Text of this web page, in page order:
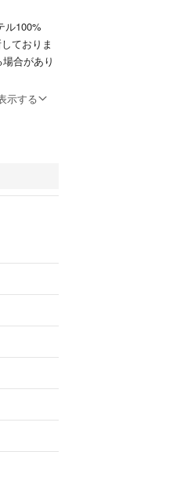
ル100%
ておりま
合があり
。写真ま
にてご
お時間を
ージの商
にて欠品
ます。
品されて
示する